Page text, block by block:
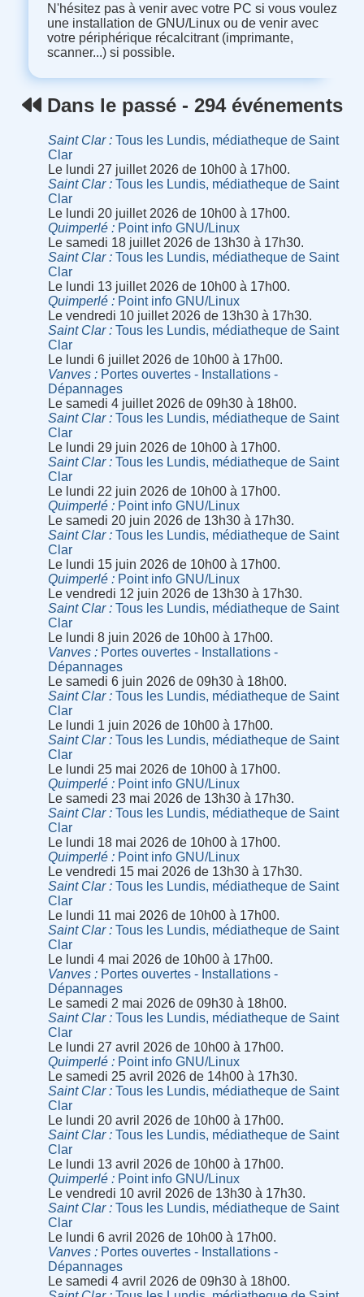
N'hésitez pas à venir avec votre PC si vous voulez
une installation de GNU/Linux ou de venir avec
votre périphérique récalcitrant (imprimante,
scanner...) si possible.
Dans le passé - 294 événements
Saint Clar
Tous les Lundis, médiatheque de Saint
Clar
Le lundi 27 juillet 2026 de 10h00 à 17h00.
Saint Clar
Tous les Lundis, médiatheque de Saint
Clar
Le lundi 20 juillet 2026 de 10h00 à 17h00.
Quimperlé
Point info GNU/Linux
Le samedi 18 juillet 2026 de 13h30 à 17h30.
Saint Clar
Tous les Lundis, médiatheque de Saint
Clar
Le lundi 13 juillet 2026 de 10h00 à 17h00.
Quimperlé
Point info GNU/Linux
Le vendredi 10 juillet 2026 de 13h30 à 17h30.
Saint Clar
Tous les Lundis, médiatheque de Saint
Clar
Le lundi 6 juillet 2026 de 10h00 à 17h00.
Vanves
Portes ouvertes - Installations -
Dépannages
Le samedi 4 juillet 2026 de 09h30 à 18h00.
Saint Clar
Tous les Lundis, médiatheque de Saint
Clar
Le lundi 29 juin 2026 de 10h00 à 17h00.
Saint Clar
Tous les Lundis, médiatheque de Saint
Clar
Le lundi 22 juin 2026 de 10h00 à 17h00.
Quimperlé
Point info GNU/Linux
Le samedi 20 juin 2026 de 13h30 à 17h30.
Saint Clar
Tous les Lundis, médiatheque de Saint
Clar
Le lundi 15 juin 2026 de 10h00 à 17h00.
Quimperlé
Point info GNU/Linux
Le vendredi 12 juin 2026 de 13h30 à 17h30.
Saint Clar
Tous les Lundis, médiatheque de Saint
Clar
Le lundi 8 juin 2026 de 10h00 à 17h00.
Vanves
Portes ouvertes - Installations -
Dépannages
Le samedi 6 juin 2026 de 09h30 à 18h00.
Saint Clar
Tous les Lundis, médiatheque de Saint
Clar
Le lundi 1 juin 2026 de 10h00 à 17h00.
Saint Clar
Tous les Lundis, médiatheque de Saint
Clar
Le lundi 25 mai 2026 de 10h00 à 17h00.
Quimperlé
Point info GNU/Linux
Le samedi 23 mai 2026 de 13h30 à 17h30.
Saint Clar
Tous les Lundis, médiatheque de Saint
Clar
Le lundi 18 mai 2026 de 10h00 à 17h00.
Quimperlé
Point info GNU/Linux
Le vendredi 15 mai 2026 de 13h30 à 17h30.
Saint Clar
Tous les Lundis, médiatheque de Saint
Clar
Le lundi 11 mai 2026 de 10h00 à 17h00.
Saint Clar
Tous les Lundis, médiatheque de Saint
Clar
Le lundi 4 mai 2026 de 10h00 à 17h00.
Vanves
Portes ouvertes - Installations -
Dépannages
Le samedi 2 mai 2026 de 09h30 à 18h00.
Saint Clar
Tous les Lundis, médiatheque de Saint
Clar
Le lundi 27 avril 2026 de 10h00 à 17h00.
Quimperlé
Point info GNU/Linux
Le samedi 25 avril 2026 de 14h00 à 17h30.
Saint Clar
Tous les Lundis, médiatheque de Saint
Clar
Le lundi 20 avril 2026 de 10h00 à 17h00.
Saint Clar
Tous les Lundis, médiatheque de Saint
Clar
Le lundi 13 avril 2026 de 10h00 à 17h00.
Quimperlé
Point info GNU/Linux
Le vendredi 10 avril 2026 de 13h30 à 17h30.
Saint Clar
Tous les Lundis, médiatheque de Saint
Clar
Le lundi 6 avril 2026 de 10h00 à 17h00.
Vanves
Portes ouvertes - Installations -
Dépannages
Le samedi 4 avril 2026 de 09h30 à 18h00.